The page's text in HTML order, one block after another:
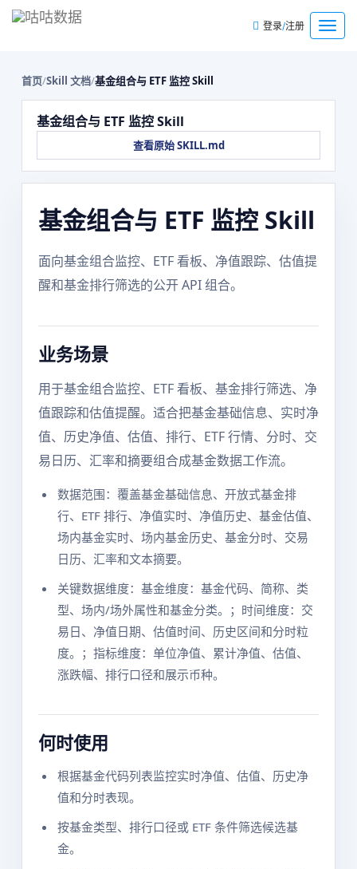
菜
单
登录/注册
首页/Skill 文档/基金组合与 ETF 监控 Skill
基金组合与 ETF 监控 Skill
查看原始 SKILL.md
基金组合与 ETF 监控 Skill
面向基金组合监控、ETF 看板、净值跟踪、估值提
醒和基金排行筛选的公开 API 组合。
业务场景
用于基金组合监控、ETF 看板、基金排行筛选、净
值跟踪和估值提醒。适合把基金基础信息、实时净
值、历史净值、估值、排行、ETF 行情、分时、交
易日历、汇率和摘要组合成基金数据工作流。
数据范围：覆盖基金基础信息、开放式基金排
行、ETF 排行、净值实时、净值历史、基金估值、
场内基金实时、场内基金历史、基金分时、交易
日历、汇率和文本摘要。
关键数据维度：基金维度：基金代码、简称、类
型、场内/场外属性和基金分类。；时间维度：交
易日、净值日期、估值时间、历史区间和分时粒
度。；指标维度：单位净值、累计净值、估值、
涨跌幅、排行口径和展示币种。
何时使用
根据基金代码列表监控实时净值、估值、历史净
值和分时表现。
按基金类型、排行口径或 ETF 条件筛选候选基
金。